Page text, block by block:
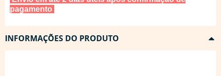
pagamento
INFORMAÇÕES DO PRODUTO